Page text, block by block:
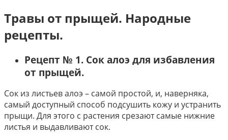
Травы от прыщей. Народные
рецепты.
Рецепт № 1. Сок алоэ для избавления
от прыщей.
Сок из листьев алоэ – самой простой, и, наверняка,
самый доступный способ подсушить кожу и устранить
прыщи. Для этого с растения срезают самые нижние
листья и выдавливают сок.